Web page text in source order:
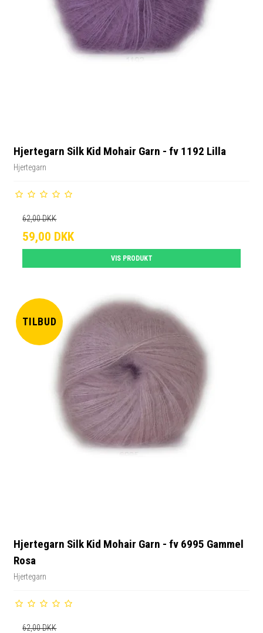
Hjertegarn Silk Kid Mohair Garn - fv 1192 Lilla
Hjertegarn
62,00 DKK
59,00 DKK
VIS PRODUKT
TILBUD
Hjertegarn Silk Kid Mohair Garn - fv 6995 Gammel
Rosa
Hjertegarn
62,00 DKK